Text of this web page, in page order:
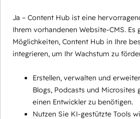
Ja – Content Hub ist eine
Ihrem vorhandenen Website-CMS. Es
Möglichkeiten, Content Hub in Ihre
integrieren, um Ihr Wachstum zu
Erstellen, verwalten und
Blogs, Podcasts und Microsites
einen Entwickler zu benötigen.
Nutzen Sie KI-gestützte Tools